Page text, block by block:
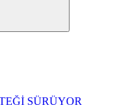
SÜRÜYOR